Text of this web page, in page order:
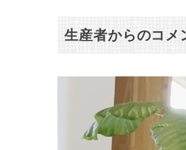
生産者からのコメ